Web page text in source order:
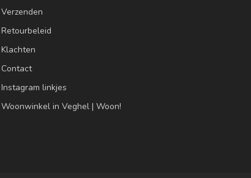
Verzenden
Retourbeleid
Klachten
Contact
Instagram linkjes
Woonwinkel in Veghel | Woon!